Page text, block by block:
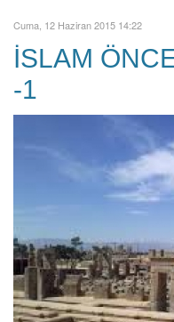
Cuma, 12 Haziran 2015 14:22
İSLAM
-1